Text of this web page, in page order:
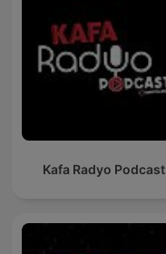
Kafa Radyo Podcast